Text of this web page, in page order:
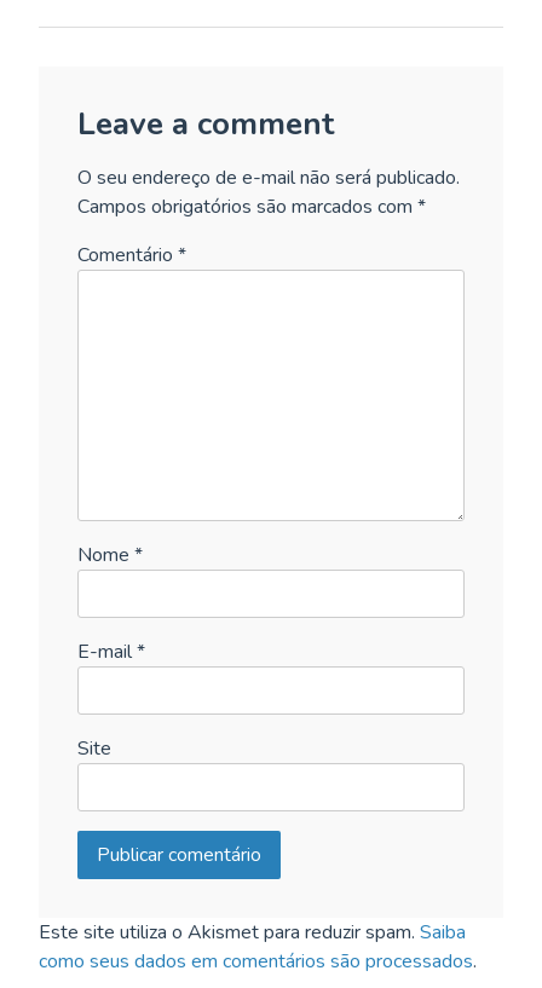
Leave a comment
O seu endereço de e-mail não será publicado.
Campos obrigatórios são marcados com *
Comentário *
Nome *
E-mail*
Site
Este site utiliza o Akismet para reduzir spam. Saiba
como seus dados em comentários são processados.